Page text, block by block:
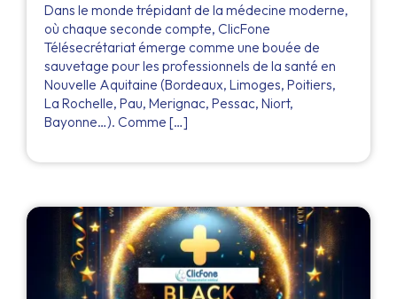
Dans le monde trépidant de la médecine moderne,
où chaque seconde compte, ClicFone
Télésecrétariat émerge comme une bouée de
sauvetage pour les professionnels de la santé en
Nouvelle Aquitaine (Bordeaux, Limoges, Poitiers,
La Rochelle, Pau, Merignac, Pessac, Niort,
Bayonne…). Comme […]